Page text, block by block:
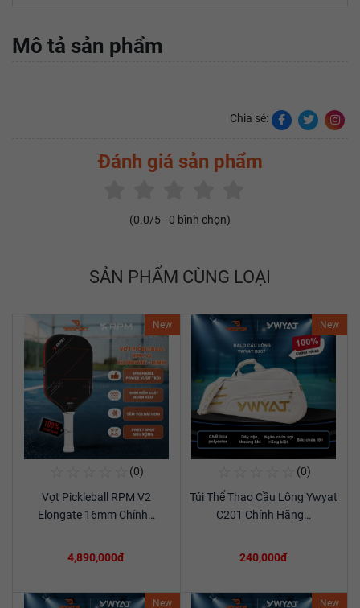
Mô tả sản phẩm
Chia sẻ:
Đánh giá sản phẩm
(0.0/5 - 0 bình chọn)
SẢN PHẨM CÙNG LOẠI
New
(0)
Vợt Pickleball RPM V2
Elongate 16mm Chính…
4,890,000đ
New
(0)
Túi Thể Thao Cầu Lông Ywyat
C201 Chính Hãng…
240,000đ
New New